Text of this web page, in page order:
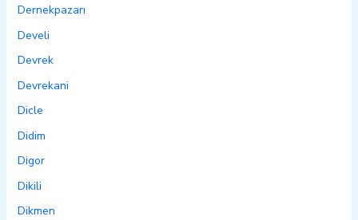
Dernekpazarı
Develi
Devrek
Devrekani
Dicle
Didim
Digor
Dikili
Dikmen